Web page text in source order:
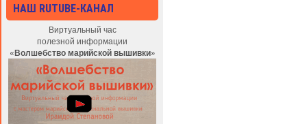
НАШ RUTUBE-КАНАЛ
Виртуальный час
полезной информации
«Волшебство марийской вышивки»